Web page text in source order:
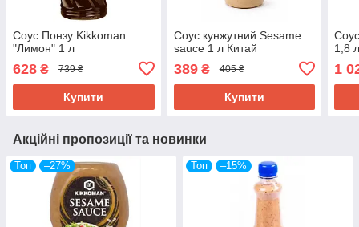
Соус Понзу Kikkoman
"Лимон" 1 л
628 ₴ 739 ₴
Купити
Соус кунжутний Sesame
sauce 1 л Китай
389₴ 405 ₴
Купити
1,8
1
Акційні пропозиції та новинки
Топ –27% Топ –15%